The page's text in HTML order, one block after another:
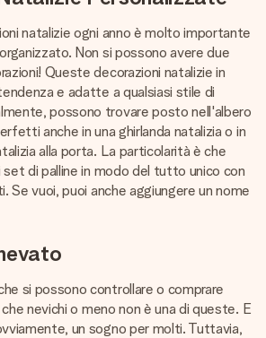
natalizie ogni anno è molto importante
Non si possono avere due
Queste decorazioni natalizie in
e adatte a qualsiasi stile di
possono trovare posto nell'albero
anche in una ghirlanda natalizia o in
alla porta. La particolarità è che
di palline in modo del tutto unico con
Se vuoi, puoi anche aggiungere un nome
si possono controllare o comprare
nevichi o meno non è una di queste. E
un sogno per molti. Tuttavia,